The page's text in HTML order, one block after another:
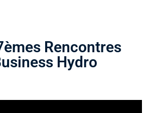
Rencontres
Hydro